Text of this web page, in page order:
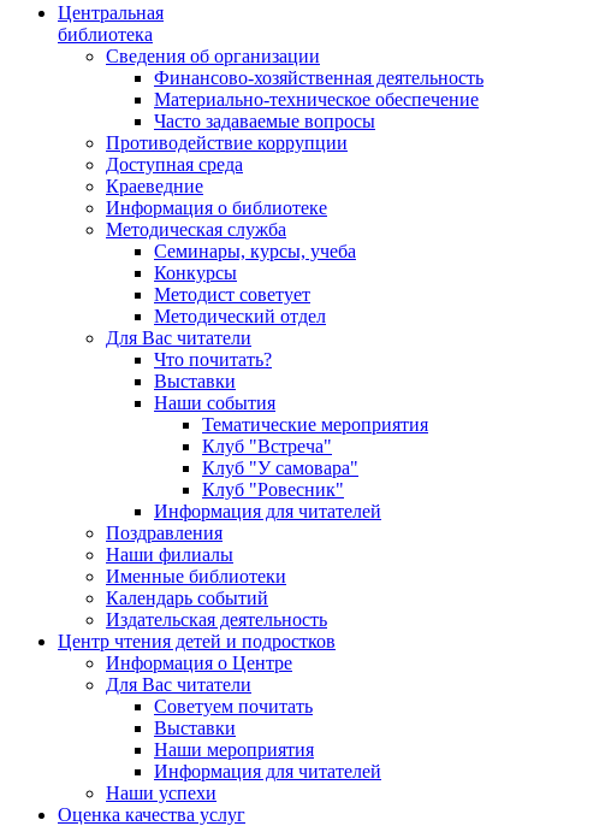
Центральная
библиотека
Сведения об организации
Финансово-хозяйственная деятельность
Материально-техническое обеспечение
Часто задаваемые вопросы
Противодействие коррупции
Доступная среда
Краеведние
Информация о библиотеке
Методическая служба
Семинары, курсы, учеба
Конкурсы
Методист советует
Методический отдел
Для Вас читатели
Что почитать?
Выставки
Наши события
Тематические мероприятия
Клуб "Встреча"
Клуб "У самовара"
Клуб "Ровесник"
Информация для читателей
Поздравления
Наши филиалы
Именные библиотеки
Календарь событий
Издательская деятельность
Центр чтения детей и подростков
Информация о Центре
Для Вас читатели
Советуем почитать
Выставки
Наши мероприятия
Информация для читателей
Наши успехи
Оценка качества услуг